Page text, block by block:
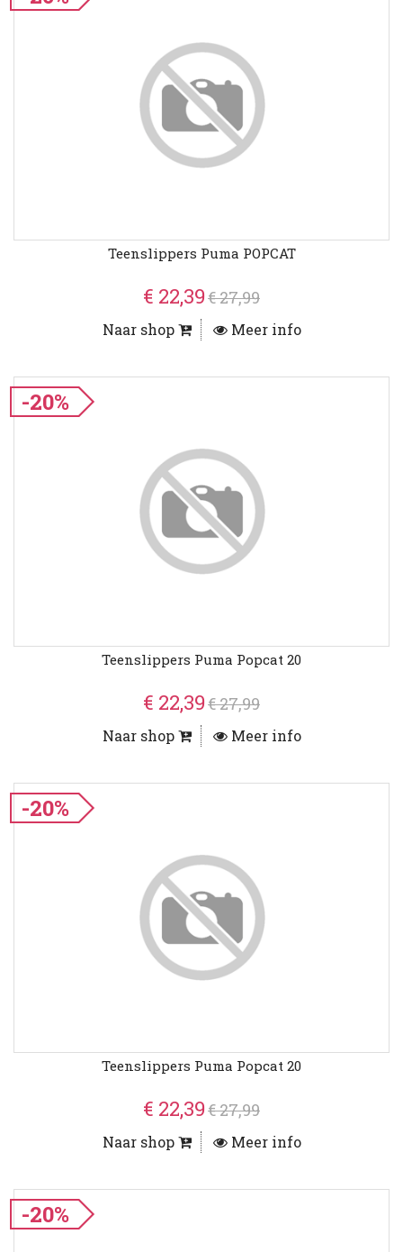
Teenslippers Puma POPCAT
€ 22,39€ 27,99
Naar shop Meer info
-20%
Teenslippers Puma Popcat 20
€ 22,39€ 27,99
Naar shop Meer info
-20%
Teenslippers Puma Popcat 20
€ 22,39€ 27,99
Naar shop Meer info
-20%